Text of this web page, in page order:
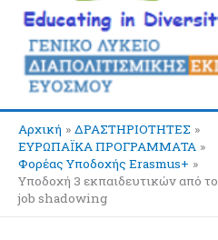
Αρχική
ΔΡΑΣΤΗΡΙΟΤΗΤΕΣ
ΕΥΡΩΠΑΪΚΑ ΠΡΟΓΡΑΜΜΑΤΑ
Φορέας Υποδοχής Erasmus+
Υποδοχή 3 εκπαιδευτικών από
job shadowing